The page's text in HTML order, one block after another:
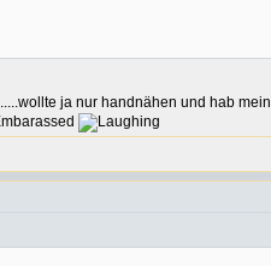
.....wollte ja nur handnähen und hab